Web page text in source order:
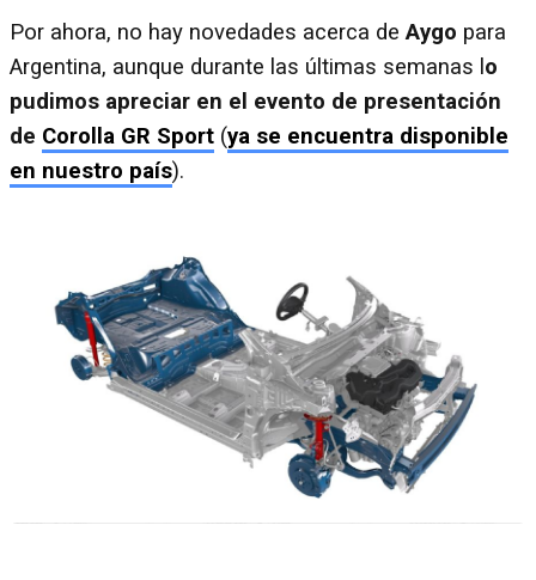
Por ahora, no hay novedades acerca deAygo para
Argentina, aunque durante las últimas semanas lo
pudimos apreciar en el evento de presentación
de Corolla GR Sport (ya se encuentra disponible
en nuestro país).